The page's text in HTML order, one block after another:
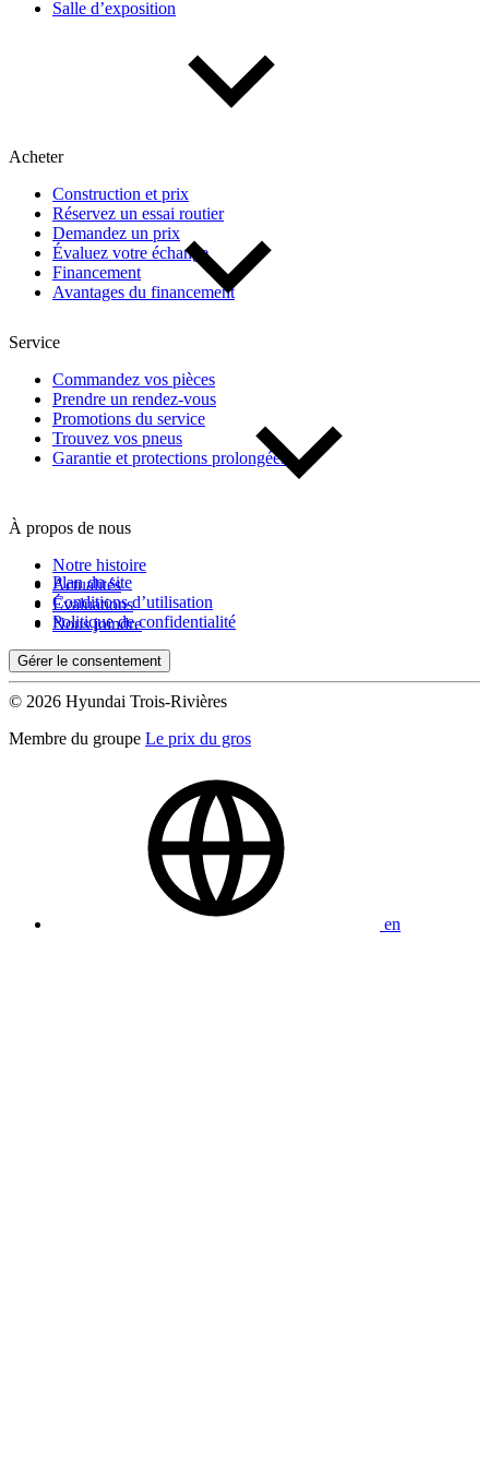
Compactes & berlines
Année
De 2000 à 2027
Prix
De 5 000 $ à 100 000 $
Paiement hebdo
Kilométrage
De 0 km à 500 000 km
(0)
Salle d’exposition
Acheter
Construction et prix
Réservez un essai routier
Demandez un prix
Évaluez votre échange
Financement
Avantages du financement
Service
Commandez vos pièces
Prendre un rendez-vous
Promotions du service
Trouvez vos pneus
Garantie et protections prolongées
À propos de nous
Notre histoire
Actualités
Évaluations
Nous joindre
Plan du site
Conditions d’utilisation
Politique de confidentialité
Gérer le consentement
© 2026 Hyundai Trois-Rivières
Membre du groupe Le prix du gros
en